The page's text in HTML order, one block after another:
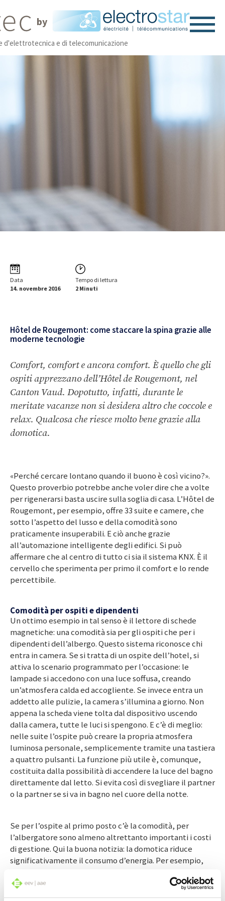
by
d'elettrotecnica e di telecomunicazione
Data
14. novembre 2016
Tempo di lettura
2 Minuti
Hôtel de Rougemont: come staccare la spina grazie alle
moderne tecnologie
Comfort, comfort e ancora comfort. È quello che gli
ospiti apprezzano dell’Hôtel de Rougemont, nel
Canton Vaud. Dopotutto, infatti, durante le
meritate vacanze non si desidera altro che coccole e
relax. Qualcosa che riesce molto bene grazie alla
domotica.
«Perché cercare lontano quando il buono è così vicino?».
Questo proverbio potrebbe anche voler dire che a volte
per rigenerarsi basta uscire sulla soglia di casa. L’Hôtel de
Rougemont, per esempio, offre 33 suite e camere, che
sotto l’aspetto del lusso e della comodità sono
praticamente insuperabili. E ciò anche grazie
all’automazione intelligente degli edifici. Si può
affermare che al centro di tutto ci sia il sistema KNX. È il
cervello che sperimenta per primo il comfort e lo rende
percettibile.
Comodità per ospiti e dipendenti
Un ottimo esempio in tal senso è il lettore di schede
magnetiche: una comodità sia per gli ospiti che per i
dipendenti dell’albergo. Questo sistema riconosce chi
entra in camera. Se si tratta di un ospite dell’hotel, si
attiva lo scenario programmato per l’occasione: le
lampade si accedono con una luce soffusa, creando
un’atmosfera calda ed accogliente. Se invece entra un
addetto alle pulizie, la camera s’illumina a giorno. Non
appena la scheda viene tolta dal dispositivo uscendo
dalla camera, tutte le luci si spengono. E c’è di meglio:
nelle suite l’ospite può creare la propria atmosfera
luminosa personale, semplicemente tramite una tastiera
a quattro pulsanti. La funzione più utile è, comunque,
costituita dalla possibilità di accendere la luce del bagno
direttamente dal letto. Si evita così di svegliare il partner
o la partner se si va in bagno nel cuore della notte.
Se per l’ospite al primo posto c’è la comodità, per
l’albergatore sono almeno altrettanto importanti i costi
di gestione. Qui la buona notizia: la domotica riduce
significativamente il consumo d’energia. Per esempio,
automaticamente e le scale e le entrate restano
illuminate soltanto con un’intensità del 20%. Comunque,